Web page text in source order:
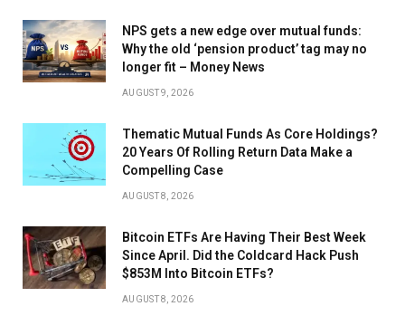
NPS gets a new edge over mutual funds:
Why the old ‘pension product’ tag may no
longer fit – Money News
AUGUST 9, 2026
Thematic Mutual Funds As Core Holdings?
20 Years Of Rolling Return Data Make a
Compelling Case
AUGUST 8, 2026
Bitcoin ETFs Are Having Their Best Week
Since April. Did the Coldcard Hack Push
$853M Into Bitcoin ETFs?
AUGUST 8, 2026